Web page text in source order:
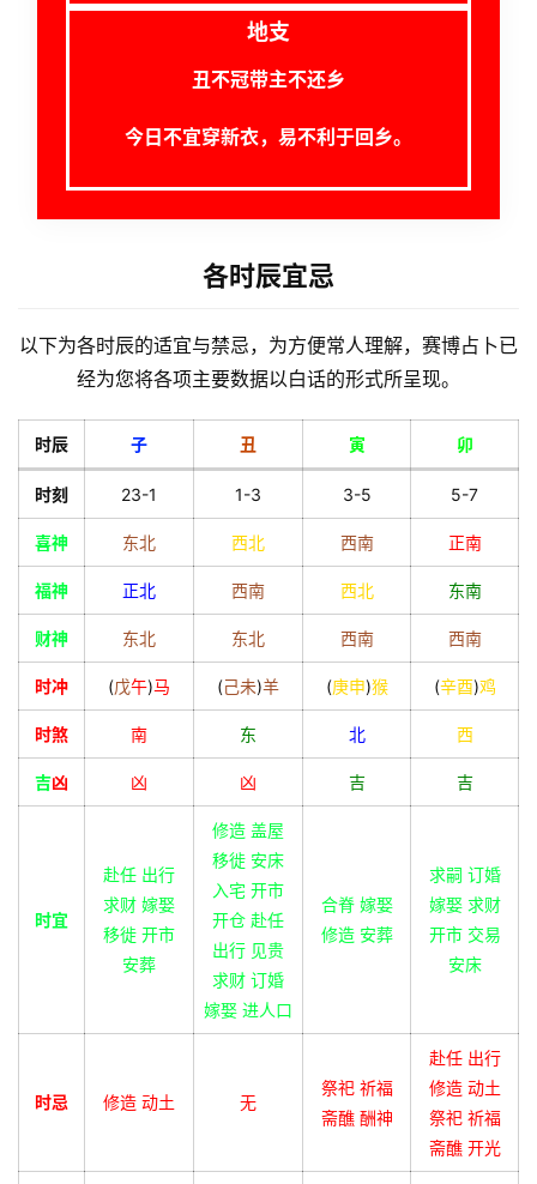
地支
丑不冠带主不还乡
今日不宜穿新衣，易不利于回乡。
各时辰宜忌
以下为各时辰的适宜与禁忌，为方便常人理解，赛博占卜已
经为您将各项主要数据以白话的形式所呈现。
时辰 子 丑 寅 卯
时刻 23-1 1-3 3-5 5-7
喜神 东北 西北 西南 正南
福神 正北 西南 西北 东南
财神 东北 东北 西南 西南
时冲 (戊午)马 (己未)羊 (庚申)猴 (辛酉)鸡
时煞 南 东 北 西
吉凶 凶 凶 吉 吉
时宜
赴任 出行
求财 嫁娶
移徙 开市
安葬
修造 盖屋
移徙 安床
入宅 开市
开仓 赴任
出行 见贵
求财 订婚
嫁娶 进人口
合脊 嫁娶
修造 安葬
求嗣 订婚
嫁娶 求财
开市 交易
安床
时忌 修造 动土 无
祭祀 祈福
斋醮 酬神
赴任 出行
修造 动土
祭祀 祈福
斋醮 开光